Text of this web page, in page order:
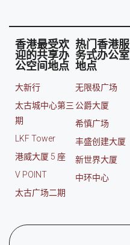
香港最受欢
迎的共享办
公空间地点
大新行
太古城中心第三
期
LKF Tower
港威大厦 5 座
V POINT
太古广场二期
热门香港服
务式办公室
地点
无限极广场
公爵大厦
希慎广场
丰盛创建大厦
新世界大厦
中环中心